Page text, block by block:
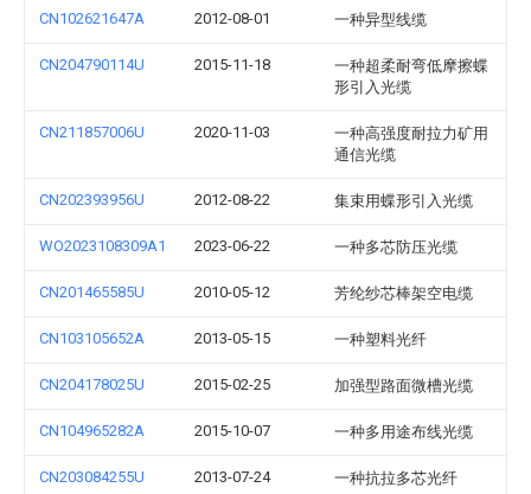
CN102621647A 2012-08-01 一种异型线缆
CN204790114U 2015-11-18
一种超柔耐弯低摩擦蝶
形引入光缆
CN211857006U 2020-11-03
一种高强度耐拉力矿用
通信光缆
CN202393956U 2012-08-22 集束用蝶形引入光缆
WO2023108309A1 2023-06-22 一种多芯防压光缆
CN201465585U 2010-05-12 芳纶纱芯棒架空电缆
CN103105652A 2013-05-15 一种塑料光纤
CN204178025U 2015-02-25 加强型路面微槽光缆
CN104965282A 2015-10-07 一种多用途布线光缆
CN203084255U 2013-07-24 一种抗拉多芯光纤